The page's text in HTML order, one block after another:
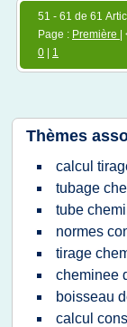
51 - 61 de 61
Page : Première
0
1
Thèmes
calcul
tubage
tube
normes
tirage
cheminee
boisseau
calcul